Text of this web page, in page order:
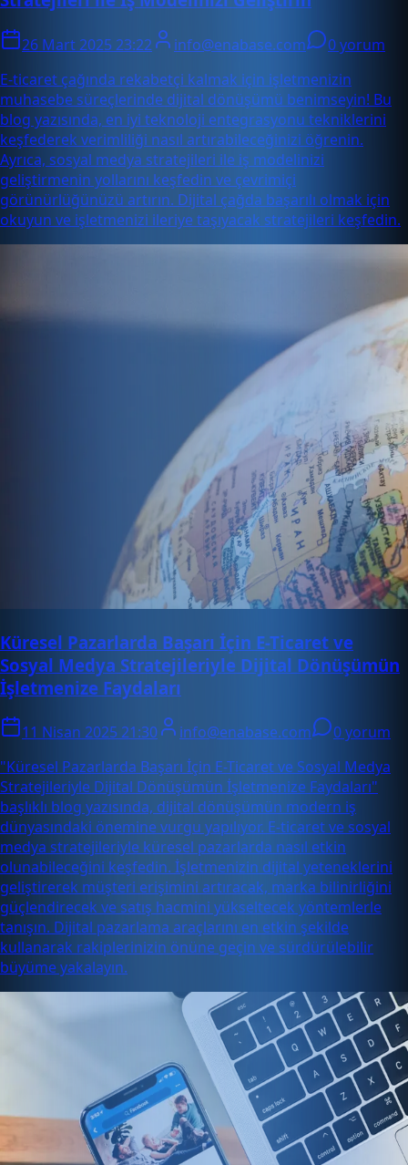
26 Mart 2025 23:22 info@enabase.com
0 yorum
E-ticaret çağında rekabetçi kalmak için işletmenizin
muhasebe süreçlerinde dijital dönüşümü benimseyin! Bu
blog yazısında, en iyi teknoloji entegrasyonu tekniklerini
keşfederek verimliliği nasıl artırabileceğinizi öğrenin.
Ayrıca, sosyal medya stratejileri ile iş modelinizi
geliştirmenin yollarını keşfedin ve çevrimiçi
görünürlüğünüzü artırın. Dijital çağda başarılı olmak için
okuyun ve işletmenizi ileriye taşıyacak stratejileri keşfedin.
Küresel Pazarlarda Başarı İçin E-Ticaret ve
Sosyal Medya Stratejileriyle Dijital Dönüşümün
İşletmenize Faydaları
11 Nisan 2025 21:30 info@enabase.com
0 yorum
"Küresel Pazarlarda Başarı İçin E-Ticaret ve Sosyal Medya
Stratejileriyle Dijital Dönüşümün İşletmenize Faydaları"
başlıklı blog yazısında, dijital dönüşümün modern iş
dünyasındaki önemine vurgu yapılıyor. E-ticaret ve sosyal
medya stratejileriyle küresel pazarlarda nasıl etkin
olunabileceğini keşfedin. İşletmenizin dijital yeteneklerini
geliştirerek müşteri erişimini artıracak, marka bilinirliğini
güçlendirecek ve satış hacmini yükseltecek yöntemlerle
tanışın. Dijital pazarlama araçlarını en etkin şekilde
kullanarak rakiplerinizin önüne geçin ve sürdürülebilir
büyüme yakalayın.